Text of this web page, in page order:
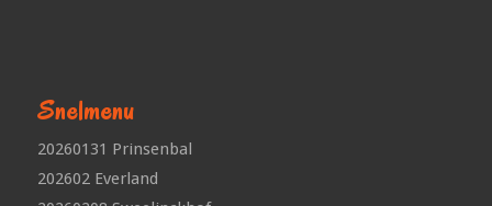
Snelmenu
20260131 Prinsenbal
202602 Everland